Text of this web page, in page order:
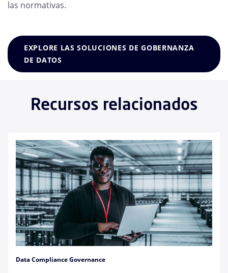
las normativas.
EXPLORE LAS SOLUCIONES DE GOBERNANZA
DE DATOS
Recursos relacionados
Data Compliance Governance